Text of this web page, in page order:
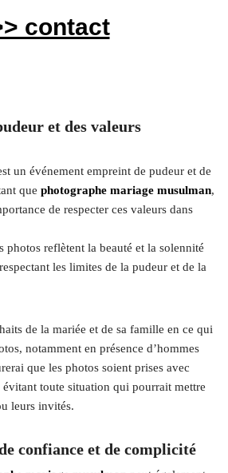
contact
et des valeurs
un événement empreint de pudeur et de
que photographe mariage musulman,
de respecter ces valeurs dans
photos reflètent la beauté et la solennité
les limites de la pudeur et de la
de la mariée et de sa famille en ce qui
notamment en présence d’hommes
que les photos soient prises avec
évitant toute situation qui pourrait mettre
leurs invités.
confiance et de complicité